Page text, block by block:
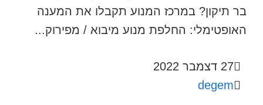
בר תיקון? במרכז המנוע תקבלו את המענה
האופטימלי: החלפת מנוע מיבוא / מפירוק...
27 דצמבר 2022
degem